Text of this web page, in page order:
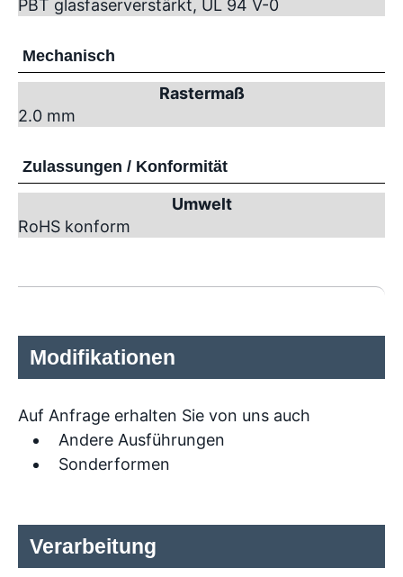
PBT glasfaserverstärkt, UL 94 V-0
Mechanisch
Rastermaß
2.0 mm
Zulassungen / Konformität
Umwelt
RoHS konform
Modifikationen
Auf Anfrage erhalten Sie von uns auch
Andere Ausführungen
Sonderformen
Verarbeitung